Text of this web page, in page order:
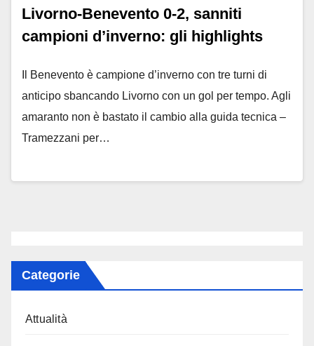
Livorno-Benevento 0-2, sanniti
campioni d’inverno: gli highlights
Il Benevento è campione d’inverno con tre turni di
anticipo sbancando Livorno con un gol per tempo. Agli
amaranto non è bastato il cambio alla guida tecnica –
Tramezzani per…
Categorie
Attualità